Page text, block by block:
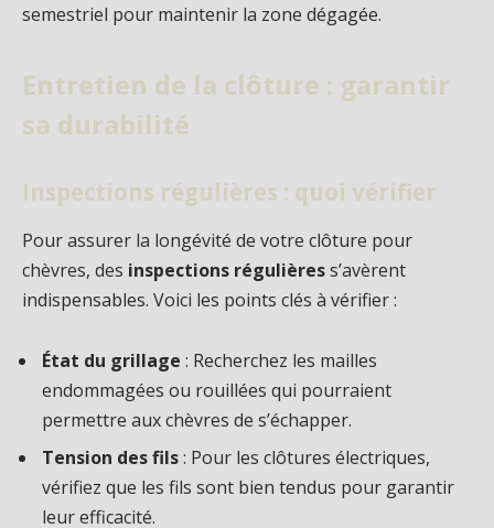
semestriel pour maintenir la zone dégagée.
Entretien de la clôture : garantir
sa durabilité
Inspections régulières : quoi vérifier
Pour assurer la longévité de votre clôture pour
chèvres, des inspections régulièress’avèrent
indispensables. Voici les points clés à vérifier :
État du grillage : Recherchez les mailles
endommagées ou rouillées qui pourraient
permettre aux chèvres de s’échapper.
Tension des fils: Pour les clôtures électriques,
vérifiez que les fils sont bien tendus pour garantir
leur efficacité.